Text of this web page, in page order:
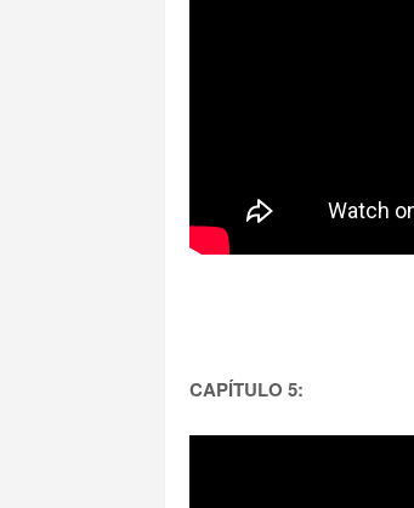
CAPÍTULO 5: